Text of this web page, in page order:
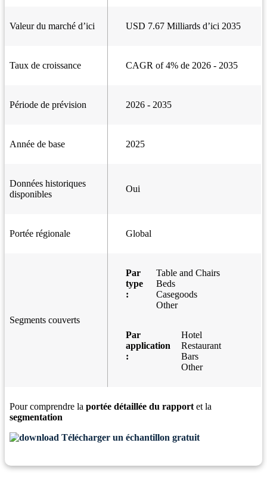
Valeur du marché d’ici USD 7.67 Milliards d’ici 2035
Taux de croissance CAGR of 4% de 2026 - 2035
Période de prévision 2026 - 2035
Année de base 2025
Données historiques
disponibles
Oui
Portée régionale Global
Segments couverts
Par
type
:
Table and Chairs
Beds
Casegoods
Other
Par
application
:
Hotel
Restaurant
Bars
Other
Pour comprendre la portée détaillée du rapport et la
segmentation
Télécharger un échantillon gratuit